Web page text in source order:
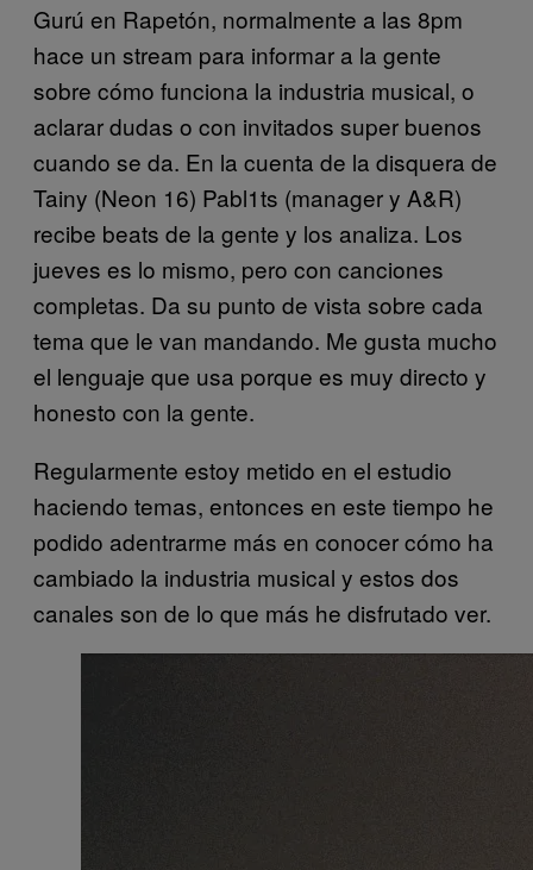
Gurú en Rapetón, normalmente a las 8pm
hace un stream para informar a la gente
sobre cómo funciona la industria musical, o
aclarar dudas o con invitados super buenos
cuando se da. En la cuenta de la disquera de
Tainy (Neon 16) Pabl1ts (manager y A&R)
recibe beats de la gente y los analiza. Los
jueves es lo mismo, pero con canciones
completas. Da su punto de vista sobre cada
tema que le van mandando. Me gusta mucho
el lenguaje que usa porque es muy directo y
honesto con la gente.
Regularmente estoy metido en el estudio
haciendo temas, entonces en este tiempo he
podido adentrarme más en conocer cómo ha
cambiado la industria musical y estos dos
canales son de lo que más he disfrutado ver.